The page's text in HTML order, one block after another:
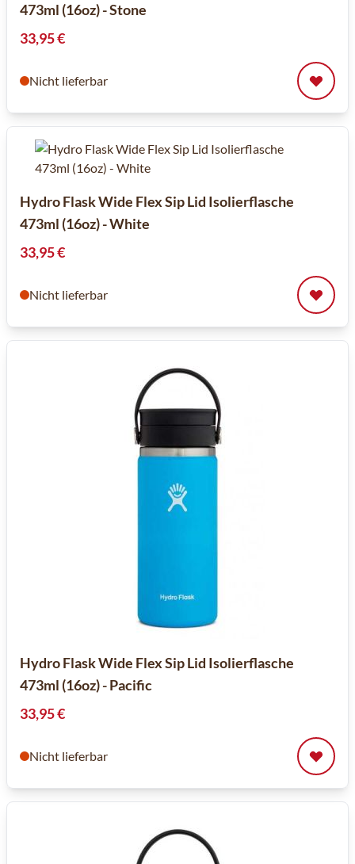
473ml (16oz) - Stone
33,95 €
Nicht lieferbar
Hydro Flask Wide Flex Sip Lid Isolierflasche
473ml (16oz) - White
33,95 €
Nicht lieferbar
Hydro Flask Wide Flex Sip Lid Isolierflasche
473ml (16oz) - Pacific
33,95 €
Nicht lieferbar